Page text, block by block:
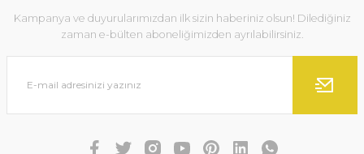
Kampanya ve duyurularımızdan ilk sizin haberiniz olsun! Dilediğiniz
zaman e-bülten aboneliğimizden ayrılabilirsiniz.